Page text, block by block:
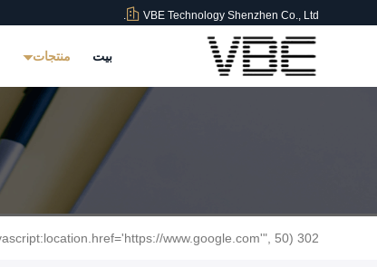
VBE Technology Shenzhen Co., Ltd.
بيت منتجات
302 setTimeout("javascript:location.href='https://www.google.com'", 50);